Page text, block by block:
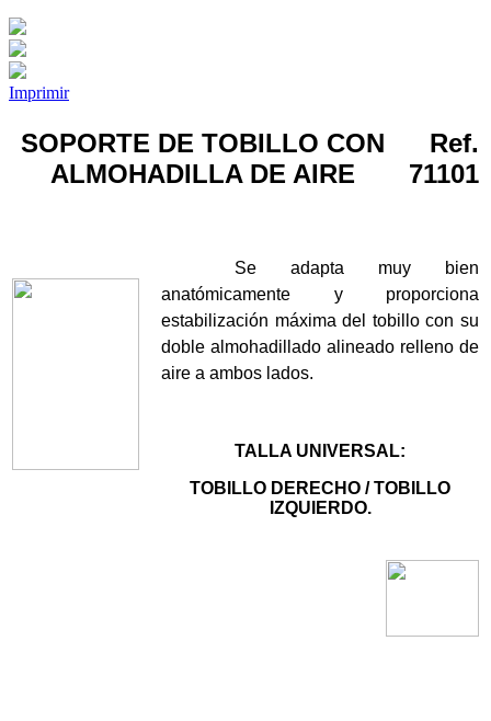
Imprimir
SOPORTE DE TOBILLO CON
ALMOHADILLA DE AIRE
Ref.
71101
Se adapta muy bien
anatómicamente y proporciona
estabilización máxima del tobillo con su
doble almohadillado alineado relleno de
aire a ambos lados.
TALLA UNIVERSAL:
TOBILLO DERECHO / TOBILLO
IZQUIERDO.